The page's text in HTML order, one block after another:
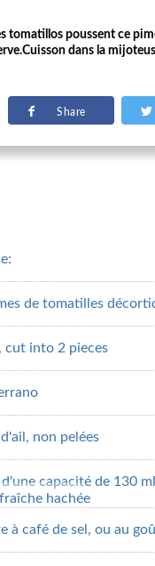
tomatillos poussent ce
dans la
Share
de tomatilles
cut into 2 pieces
non pelées
d'une capacité de 130
hachée
à café de sel, ou au